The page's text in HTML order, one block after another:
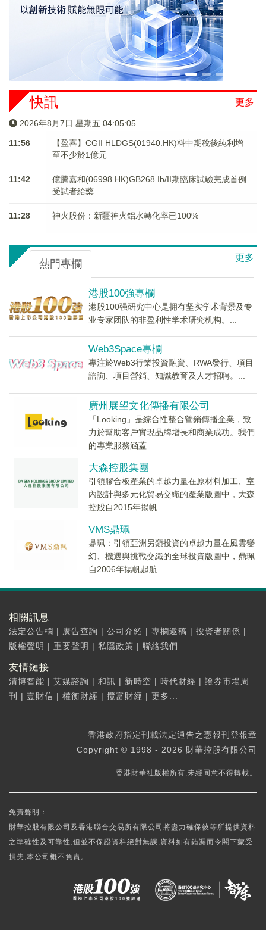
更多
快訊
2026年8月7日 星期五 04:05:06
11:56
【盈喜】CGII HLDGS(01940.HK)料中期稅後純利增
至不少於1億元
11:42
億騰嘉和(06998.HK)GB268 Ib/II期臨床試驗完成首例
受試者給藥
11:28 神火股份：新疆神火鋁水轉化率已100%
更多
熱門專欄
港股100強專欄
港股100强研究中心是拥有坚实学术背景及专
业专家团队的非盈利性学术研究机构。...
Web3Space專欄
專注於Web3行業投資融資、RWA發行、項目
諮詢、項目營銷、知識教育及人才招聘。...
廣州展望文化傳播有限公司
「Looking」是綜合性整合營銷傳播企業，致
力於幫助客戶實現品牌增長和商業成功。我們
的專業服務涵蓋...
大森控股集團
引領膠合板產業的卓越力量在原材料加工、室
內設計與多元化貿易交織的產業版圖中，大森
控股自2015年揚帆...
VMS鼎珮
鼎珮：引領亞洲另類投資的卓越力量在風雲變
幻、機遇與挑戰交織的全球投資版圖中，鼎珮
自2006年揚帆起航...
相關訊息
法定公告欄 | 廣告查詢 | 公司介紹 | 專欄邀稿 | 投資者關係 |
版權聲明 | 重要聲明 | 私隱政策 | 聯絡我們
友情鏈接
清博智能 | 艾媒諮詢 | 和訊 | 新時空 | 時代財經 | 證券市場周
刊
| 壹財信 | 權衡財經 | 攬富財經 | 更多...
香港政府指定刊載法定通告之憲報刊登報章
Copyright © 1998 - 2026 財華控股有限公司
香港財華社版權所有,未經同意不得轉載。
免責聲明：
財華控股有限公司及香港聯合交易所有限公司將盡力確保彼等所提供資料
之準確性及可靠性,但並不保證資料絕對無誤,資料如有錯漏而令閣下蒙受
損失,本公司概不負責。